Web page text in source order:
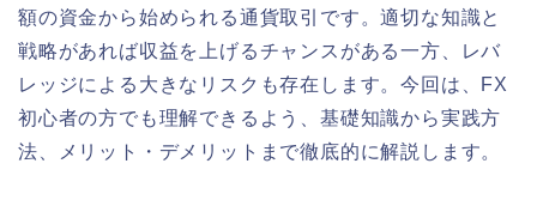
額の資金から始められる通貨取引です。適切な知識と
戦略があれば収益を上げるチャンスがある一方、レバ
レッジによる大きなリスクも存在します。今回は、FX
初心者の方でも理解できるよう、基礎知識から実践方
法、メリット・デメリットまで徹底的に解説します。